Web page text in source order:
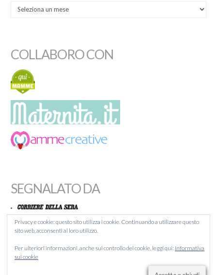
COLLABORO CON
SEGNALATO DA
LIQUIDA
Privacy e cookie: questo sito utilizza i cookie. Continuando a utilizzare questo
sito web, acconsenti al loro utilizzo.
Per ulteriori informazioni, anche sul controllo dei cookie, leggi qui: Informativa
sui cookie